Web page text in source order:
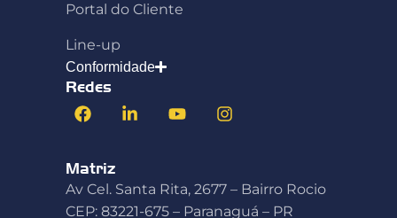
Portal do Cliente
Line-up
Conformidade
Redes
Matriz
Av Cel. Santa Rita, 2677 – Bairro Rocio
CEP: 83221-675 – Paranaguá – PR